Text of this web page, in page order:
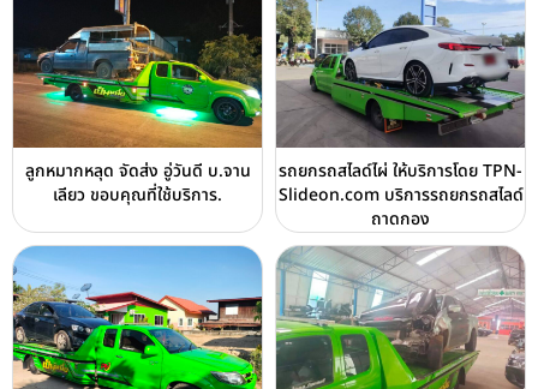
ลูกหมากหลุด จัดส่ง อู่วันดี บ.จาน
เลียว ขอบคุณที่ใช้บริการ.
รถยกรถสไลด์ไผ่ ให้บริการโดย TPN-
Slideon.com บริการรถยกรถสไลด์
ถาดกอง